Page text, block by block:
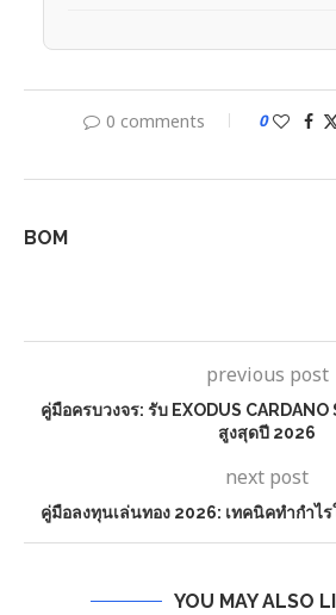
0 comments 0
BOM
previous post
คู่มือครบวงจร: รับ EXODUS CARDANO
สูงสุดปี 2026
next post
คู่มือลงทุนเล่นทอง 2026: เทคนิคทำกำไ
YOU MAY ALSO